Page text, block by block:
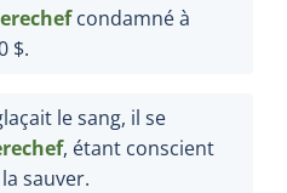
condamné à
$.
le sang, il se
, étant conscient
sauver.